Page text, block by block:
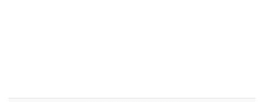
Bài 27: Bảy directives hữu dụng trong blade template có thể bạn